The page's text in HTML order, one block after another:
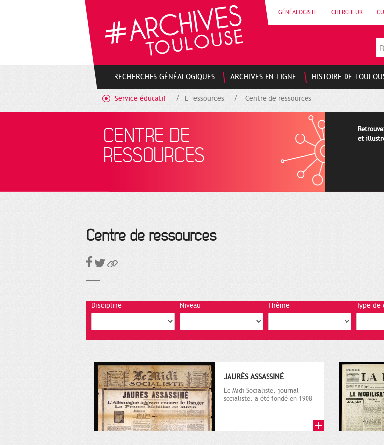
GÉNÉALOGISTE CHERCHEUR
RECHERCHES GÉNÉALOGIQUES ARCHIVES EN LIGNE HISTOIRE DE
Service éducatif E-ressources Centre de ressources
CENTRE DE
RESSOURCES
et
Centre de ressources
Discipline Niveau Thème Type de
JAURÈS ASSASSINÉ
Le Midi Socialiste, journal
socialiste, a été fondé en 1908
Cookies management panel